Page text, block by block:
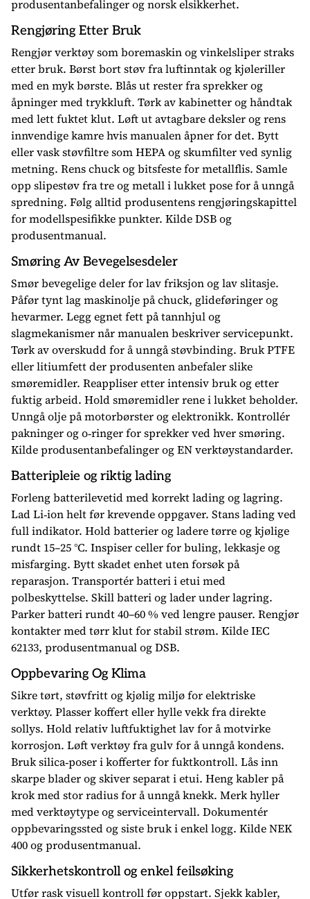
produsentanbefalinger og norsk elsikkerhet.
Rengjøring Etter Bruk
Rengjør verktøy som boremaskin og vinkelsliper straks
etter bruk. Børst bort støv fra luftinntak og kjøleriller
med en myk børste. Blås ut rester fra sprekker og
åpninger med trykkluft. Tørk av kabinetter og håndtak
med lett fuktet klut. Løft ut avtagbare deksler og rens
innvendige kamre hvis manualen åpner for det. Bytt
eller vask støvfiltre som HEPA og skumfilter ved synlig
metning. Rens chuck og bitsfeste for metallflis. Samle
opp slipestøv fra tre og metall i lukket pose for å unngå
spredning. Følg alltid produsentens rengjøringskapittel
for modellspesifikke punkter. Kilde DSB og
produsentmanual.
Smøring Av Bevegelsesdeler
Smør bevegelige deler for lav friksjon og lav slitasje.
Påfør tynt lag maskinolje på chuck, glideføringer og
hevarmer. Legg egnet fett på tannhjul og
slagmekanismer når manualen beskriver servicepunkt.
Tørk av overskudd for å unngå støvbinding. Bruk PTFE
eller litiumfett der produsenten anbefaler slike
smøremidler. Reappliser etter intensiv bruk og etter
fuktig arbeid. Hold smøremidler rene i lukket beholder.
Unngå olje på motorbørster og elektronikk. Kontrollér
pakninger og o‑ringer for sprekker ved hver smøring.
Kilde produsentanbefalinger og EN verktøystandarder.
Batteripleie og riktig lading
Forleng batterilevetid med korrekt lading og lagring.
Lad Li‑ion helt før krevende oppgaver. Stans lading ved
full indikator. Hold batterier og ladere tørre og kjølige
rundt 15–25 °C. Inspiser celler for buling, lekkasje og
misfarging. Bytt skadet enhet uten forsøk på
reparasjon. Transportér batteri i etui med
polbeskyttelse. Skill batteri og lader under lagring.
Parker batteri rundt 40–60 % ved lengre pauser. Rengjør
kontakter med tørr klut for stabil strøm. Kilde IEC
62133, produsentmanual og DSB.
Oppbevaring Og Klima
Sikre tørt, støvfritt og kjølig miljø for elektriske
verktøy. Plasser koffert eller hylle vekk fra direkte
sollys. Hold relativ luftfuktighet lav for å motvirke
korrosjon. Løft verktøy fra gulv for å unngå kondens.
Bruk silica‑poser i kofferter for fuktkontroll. Lås inn
skarpe blader og skiver separat i etui. Heng kabler på
krok med stor radius for å unngå knekk. Merk hyller
med verktøytype og serviceintervall. Dokumentér
oppbevaringssted og siste bruk i enkel logg. Kilde NEK
400 og produsentmanual.
Sikkerhetskontroll og enkel feilsøking
Utfør rask visuell kontroll før oppstart. Sjekk kabler,